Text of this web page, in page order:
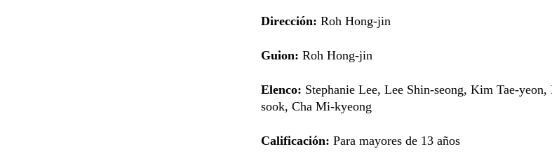
Dirección: Roh Hong-jin
Guion: Roh Hong-jin
Elenco: Stephanie Lee, Lee Shin-seong, Kim Tae-
sook, Cha Mi-kyeong
Calificación: Para mayores de 13 años